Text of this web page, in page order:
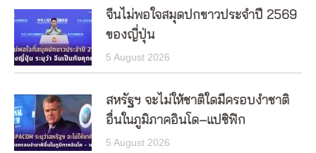
จีนไม่พอใจสมุดปกขาวประจำปี 2569
ของญี่ปุ่น
5 August 2026
สหรัฐฯ จะไม่ให้ชาติใดมีครอบงำชาติ
อื่นในภูมิภาคอินโด–แปซิฟิก
5 August 2026